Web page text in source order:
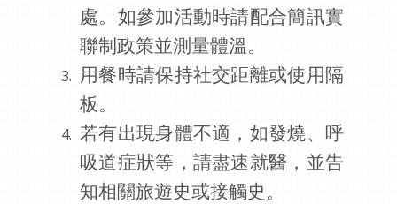
處。如參加活動時請配合簡訊實
聯制政策並測量體溫。
用餐時請保持社交距離或使用隔
板。
若有出現身體不適，如發燒、呼
吸道症狀等，請盡速就醫，並告
知相關旅遊史或接觸史。